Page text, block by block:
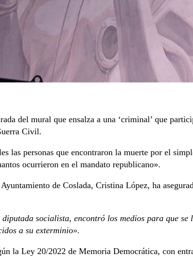
del mural que ensalza a una ‘criminal’ que
Civil.
las personas que encontraron la muerte por el
ocurrieron en el mandato republicano».
de Coslada, Cristina López, ha
diputada socialista, encontró los medios para que
a su exterminio».
la Ley 20/2022 de Memoria Democrática, con